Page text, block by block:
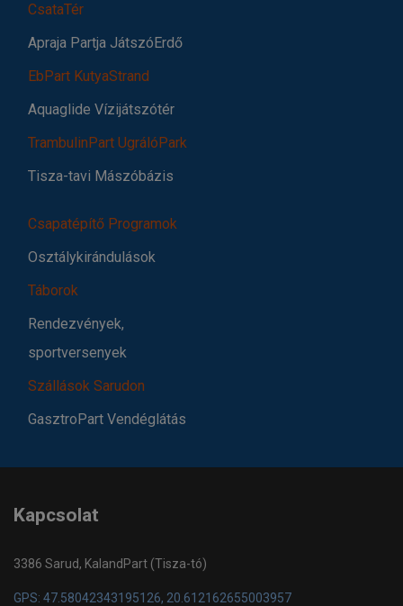
CsataTér
Apraja Partja JátszóErdő
EbPart KutyaStrand
Aquaglide Vízijátszótér
TrambulinPart UgrálóPark
Tisza-tavi Mászóbázis
Csapatépítő Programok
Osztálykirándulások
Táborok
Rendezvények,
sportversenyek
Szállások Sarudon
GasztroPart Vendéglátás
Kapcsolat
3386 Sarud, KalandPart (Tisza-tó)
GPS: 47.58042343195126, 20.612162655003957